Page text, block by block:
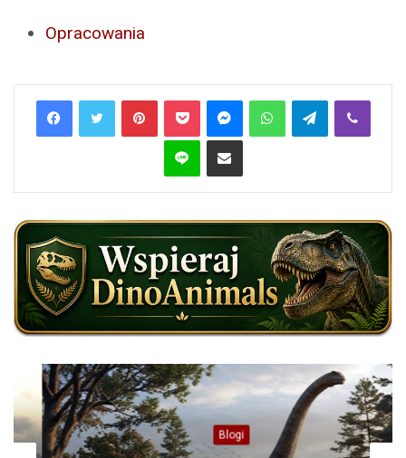
Opracowania
PinterestPocket MessengerWhatsAppTelegramViber
Line Share via Email